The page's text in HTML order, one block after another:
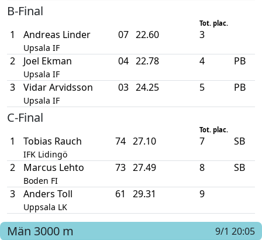
B-Final
Tot. plac.
1 Andreas Linder
Upsala IF
07 22.60 3
2 Joel Ekman
Upsala IF
04 22.78 4 PB
3 Vidar Arvidsson
Upsala IF
03 24.25 5 PB
C-Final
Tot. plac.
1 Tobias Rauch
IFK Lidingö
74 27.10 7 SB
2 Marcus Lehto
Boden FI
73 27.49 8 SB
3 Anders Toll
Uppsala LK
61 29.31 9
Män 3000 m
9/1 20:05